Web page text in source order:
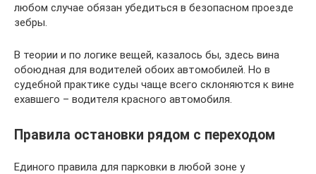
любом случае обязан убедиться в безопасном проезде
зебры.
В теории и по логике вещей, казалось бы, здесь вина
обоюдная для водителей обоих автомобилей. Но в
судебной практике суды чаще всего склоняются к вине
ехавшего – водителя красного автомобиля.
Правила остановки рядом с переходом
Единого правила для парковки в любой зоне у